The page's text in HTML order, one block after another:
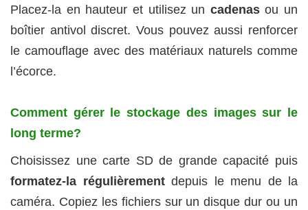
Placez-la en hauteur et utilisez un cadenasou un
boîtier antivol discret. Vous pouvez aussi renforcer
le camouflage avec des matériaux naturels comme
l’écorce.
Comment gérer le stockage des images sur le
long terme?
Choisissez une carte SD de grande capacité puis
formatez-la régulièrementdepuis le menu de la
caméra. Copiez les fichiers sur un disque dur ou un